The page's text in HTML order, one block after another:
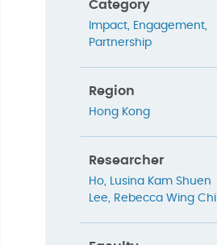
Category
Impact, Engagement,
Partnership
Region
Hong Kong
Researcher
Ho, Lusina Kam Shuen
Lee, Rebecca Wing Chi